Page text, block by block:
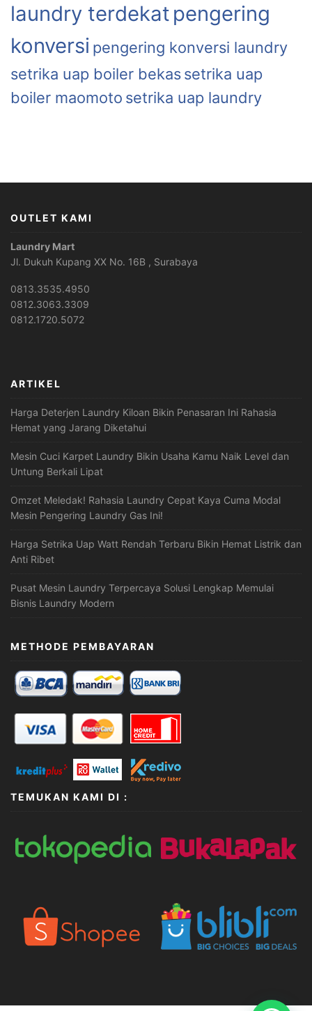
laundry terdekat pengering
konversi pengering konversi laundry
setrika uap boiler bekassetrika uap
boiler maomoto setrika uap laundry
OUTLET KAMI
Laundry Mart
Jl. Dukuh Kupang XX No. 16B , Surabaya
0813.3535.4950
0812.3063.3309
0812.1720.5072
ARTIKEL
Harga Deterjen Laundry Kiloan Bikin Penasaran Ini Rahasia
Hemat yang Jarang Diketahui
Mesin Cuci Karpet Laundry Bikin Usaha Kamu Naik Level dan
Untung Berkali Lipat
Omzet Meledak! Rahasia Laundry Cepat Kaya Cuma Modal
Mesin Pengering Laundry Gas Ini!
Harga Setrika Uap Watt Rendah Terbaru Bikin Hemat Listrik dan
Anti Ribet
Pusat Mesin Laundry Terpercaya Solusi Lengkap Memulai
Bisnis Laundry Modern
METHODE PEMBAYARAN
TEMUKAN KAMI DI :